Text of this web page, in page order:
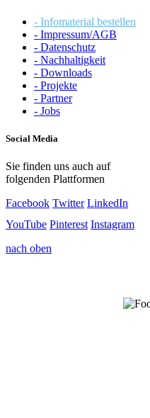
- Infomaterial bestellen
- Impressum/AGB
- Datenschutz
- Nachhaltigkeit
- Downloads
- Projekte
- Partner
- Jobs
Social Media
Sie finden uns auch auf
folgenden Plattformen
Facebook Twitter LinkedIn
YouTube Pinterest Instagram
nach oben